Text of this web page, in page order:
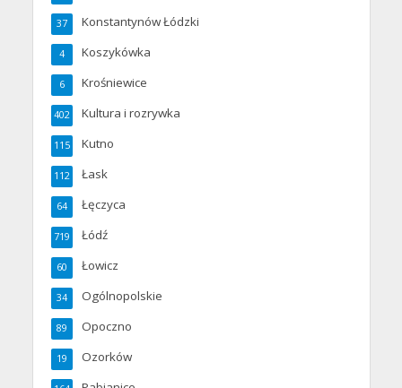
Konstantynów Łódzki
37
Koszykówka
4
Krośniewice
6
Kultura i rozrywka
402
Kutno
115
Łask
112
Łęczyca
64
Łódź
719
Łowicz
60
Ogólnopolskie
34
Opoczno
89
Ozorków
19